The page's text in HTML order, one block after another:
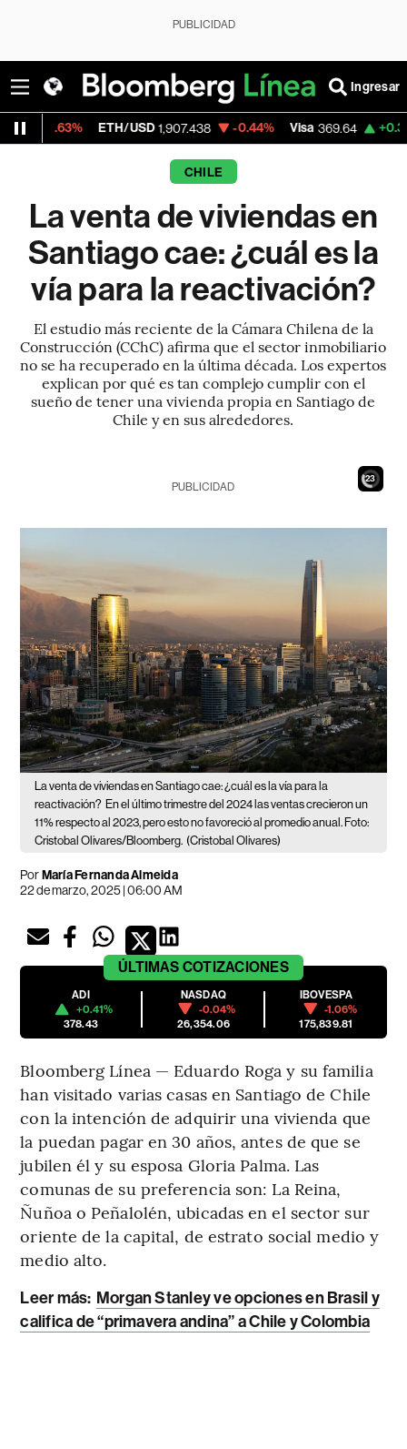
PUBLICIDAD
Ingresar
ETH/USD 1,907.438 -0.44% Visa 369.64 +0.30%
CHILE
La venta de viviendas en
Santiago cae: ¿cuál es la
vía para la reactivación?
El estudio más reciente de la Cámara Chilena de la
Construcción (CChC) afirma que el sector inmobiliario
no se ha recuperado en la última década. Los expertos
explican por qué es tan complejo cumplir con el
sueño de tener una vivienda propia en Santiago de
Chile y en sus alrededores.
21
PUBLICIDAD
La venta de viviendas en Santiago cae: ¿cuál es la vía para la
reactivación? En el último trimestre del 2024 las ventas crecieron un
11% respecto al 2023, pero esto no favoreció al promedio anual. Foto:
Cristobal Olivares/Bloomberg. (Cristobal Olivares)
PorMaría Fernanda Almeida
22 de marzo, 2025 | 06:00 AM
ÚLTIMAS COTIZACIONES
ADI
+0.41%
378.43
NASDAQ
-0.04%
26,354.06
IBOVESPA
-1.06%
175,839.81
Bloomberg Línea — Eduardo Roga y su familia
han visitado varias casas en Santiago de Chile
con la intención de adquirir una vivienda que
la puedan pagar en 30 años, antes de que se
jubilen él y su esposa Gloria Palma. Las
comunas de su preferencia son: La Reina,
Ñuñoa o Peñalolén, ubicadas en el sector sur
oriente de la capital, de estrato social medio y
medio alto.
Leer más: Morgan Stanley ve opciones en Brasil y
califica de “primavera andina” a Chile y Colombia